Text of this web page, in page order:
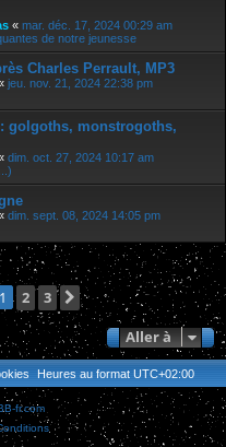
« mar. déc. 17, 2024 00:29 am
de notre jeunesse
Charles Perrault, MP3
jeu. nov. 21, 2024 22:38 pm
golgoths, monstrogoths,
dim. oct. 27, 2024 10:17 am
dim. sept. 08, 2024 14:05 pm
1 2 3
Suivante
Aller à
Heures au format UTC+02:00
fr.com